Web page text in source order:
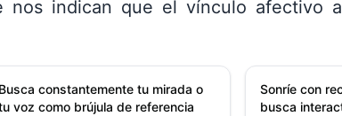
nos indican que el vínculo afectivo
Busca constantemente tu mirada o
voz como brújula de referencia
Sonríe con
busca